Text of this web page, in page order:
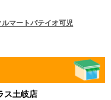
ルマートパテイオ可児
ス土岐店